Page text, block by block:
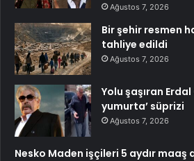
Ağustos 7, 2026
Bir şehir resmen
tahliye edildi
Ağustos 7, 2026
Yolu şaşıran
yumurta’ süprizi
Ağustos 7, 2026
Nesko Maden işçileri 5 aydır maaş